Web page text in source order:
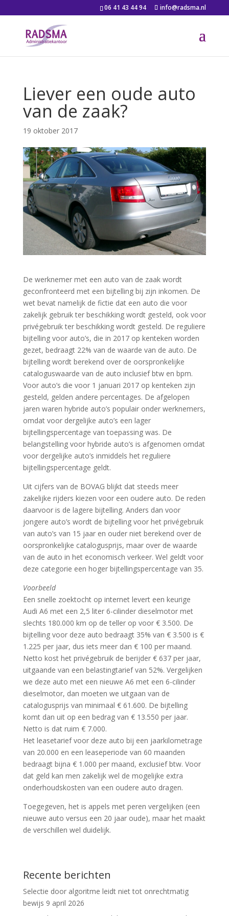
06 41 43 44 94 info@radsma.nl
Liever een oude auto
van de zaak?
19 oktober 2017
De werknemer met een auto van de zaak wordt
geconfronteerd met een bijtelling bij zijn inkomen. De
wet bevat namelijk de fictie dat een auto die voor
zakelijk gebruik ter beschikking wordt gesteld, ook voor
privégebruik ter beschikking wordt gesteld. De reguliere
bijtelling voor auto’s, die in 2017 op kenteken worden
gezet, bedraagt 22% van de waarde van de auto. De
bijtelling wordt berekend over de oorspronkelijke
cataloguswaarde van de auto inclusief btw en bpm.
Voor auto’s die voor 1 januari 2017 op kenteken zijn
gesteld, gelden andere percentages. De afgelopen
jaren waren hybride auto’s populair onder werknemers,
omdat voor dergelijke auto’s een lager
bijtellingspercentage van toepassing was. De
belangstelling voor hybride auto’s is afgenomen omdat
voor dergelijke auto’s inmiddels het reguliere
bijtellingspercentage geldt.
Uit cijfers van de BOVAG blijkt dat steeds meer
zakelijke rijders kiezen voor een oudere auto. De reden
daarvoor is de lagere bijtelling. Anders dan voor
jongere auto’s wordt de bijtelling voor het privégebruik
van auto’s van 15 jaar en ouder niet berekend over de
oorspronkelijke catalogusprijs, maar over de waarde
van de auto in het economisch verkeer. Wel geldt voor
deze categorie een hoger bijtellingspercentage van 35.
Voorbeeld
Een snelle zoektocht op internet levert een keurige
Audi A6 met een 2,5 liter 6-cilinder dieselmotor met
slechts 180.000 km op de teller op voor € 3.500. De
bijtelling voor deze auto bedraagt 35% van € 3.500 is €
1.225 per jaar, dus iets meer dan € 100 per maand.
Netto kost het privégebruik de berijder € 637 per jaar,
uitgaande van een belastingtarief van 52%. Vergelijken
we deze auto met een nieuwe A6 met een 6-cilinder
dieselmotor, dan moeten we uitgaan van de
catalogusprijs van minimaal € 61.600. De bijtelling
komt dan uit op een bedrag van € 13.550 per jaar.
Netto is dat ruim € 7.000.
Het leasetarief voor deze auto bij een jaarkilometrage
van 20.000 en een leaseperiode van 60 maanden
bedraagt bijna € 1.000 per maand, exclusief btw. Voor
dat geld kan men zakelijk wel de mogelijke extra
onderhoudskosten van een oudere auto dragen.
Toegegeven, het is appels met peren vergelijken (een
nieuwe auto versus een 20 jaar oude), maar het maakt
de verschillen wel duidelijk.
Recente berichten
Selectie door algoritme leidt niet tot onrechtmatig
bewijs 9 april 2026